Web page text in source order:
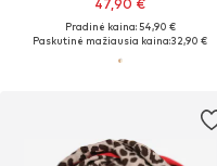
47,90 €
Pradinė kaina: 54,90 €
Paskutinė mažiausia kaina:32,90 €